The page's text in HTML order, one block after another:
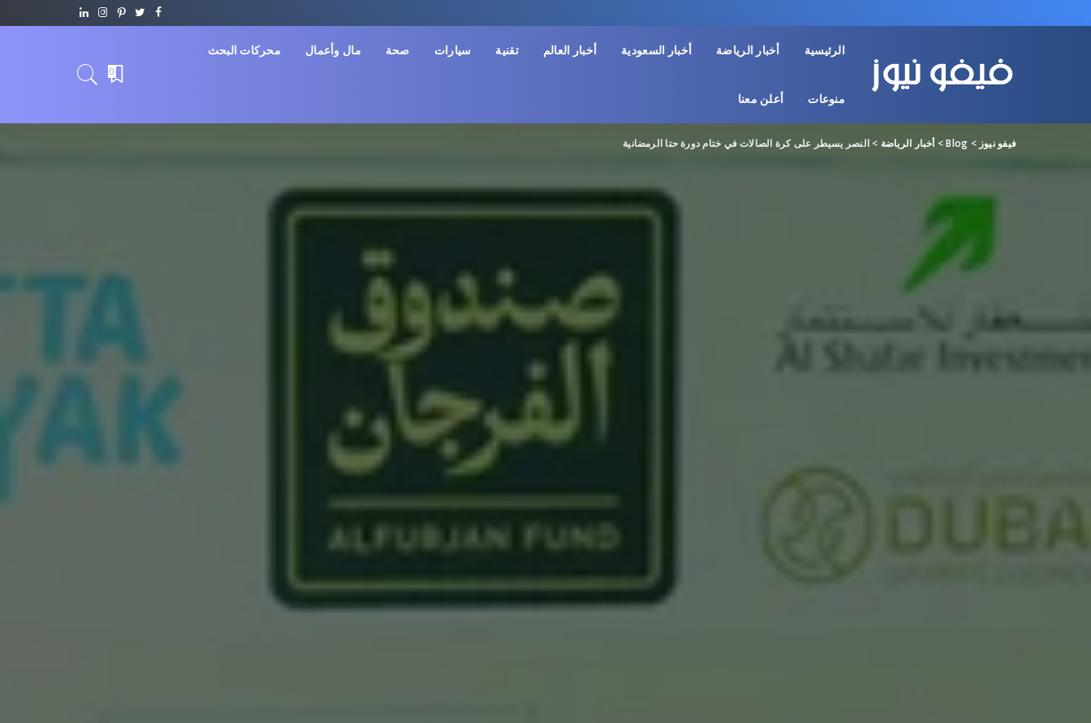
الرئيسية أخبار الرياضة أخبار السعودية أخبار العالم تقنية سيارات صحة مال وأعمال محركات البحث
منوعات أعلن معنا
0
فيفو نيوز >
Blog
> أخبار الرياضة > النصر يسيطر على كرة الصالات في ختام دورة حتا الرمضانية